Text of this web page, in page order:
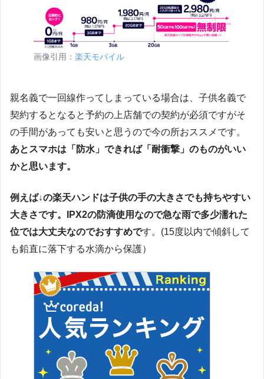
画像引用： 楽天モバイル
親名義で一回線作ってしまっている場合は、子供名義で
契約するとなると予約の上店舗での契約が必須ですがそ
の手間があっても安いと思うので今の所おススメです。
あとスマホは「防水」できれば「耐衝撃」のものがいい
かと思います。
例えば↓の楽天ハンドは子供の手の大きさでも持ちやすい
大きさです。IPX2の防滴使用なので急な雨で多少濡れた
位では大丈夫なのでおすすめです。(15度以内で傾斜して
も鉛直に落下する水滴から保護）